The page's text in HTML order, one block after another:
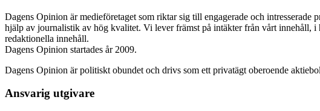
Dagens Opinion är medieföretaget som riktar sig till engagerade och
hjälp av journalistik av hög kvalitet. Vi lever främst på intäkter från vårt innehåll, i
redaktionella innehåll.
Dagens Opinion startades år 2009.
Dagens Opinion är politiskt obundet och drivs som ett privatägt oberoende
Ansvarig utgivare